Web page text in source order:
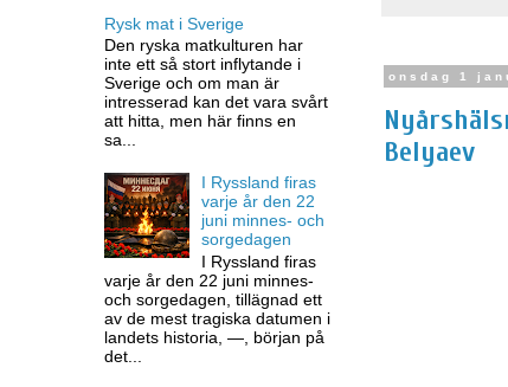
onsdag 1
Belyaev
Rysk mat i Sverige
Den ryska matkulturen har
inte ett så stort inflytande i
Sverige och om man är
intresserad kan det vara svårt
att hitta, men här finns en
sa...
I Ryssland firas
varje år den 22
juni minnes- och
sorgedagen
I Ryssland firas
varje år den 22 juni minnes-
och sorgedagen, tillägnad ett
av de mest tragiska datumen i
landets historia, —, början på
det...